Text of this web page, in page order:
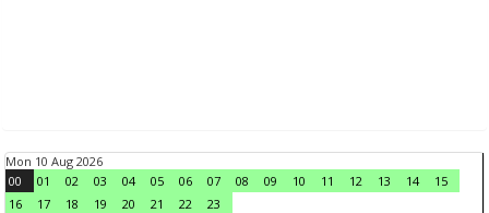
Mon 10 Aug 2026
00
01 02 03 04 05 06 07 08 09 10 11 12 13 14
15
16
17 18 19 20 21 22
23